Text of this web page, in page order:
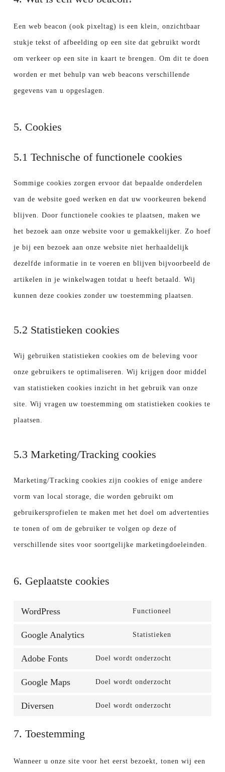
Een web beacon (ook pixeltag) is een klein, onzichtbaar
stukje tekst of afbeelding op een site dat gebruikt wordt
om verkeer op een site in kaart te brengen. Om dit te doen
worden er met behulp van web beacons verschillende
gegevens van u opgeslagen.
5. Cookies
5.1 Technische of functionele cookies
Sommige cookies zorgen ervoor dat bepaalde onderdelen
van de website goed werken en dat uw voorkeuren bekend
blijven. Door functionele cookies te plaatsen, maken we
het bezoek aan onze website voor u gemakkelijker. Zo hoef
je bij een bezoek aan onze website niet herhaaldelijk
dezelfde informatie in te voeren en blijven bijvoorbeeld de
artikelen in je winkelwagen totdat u heeft betaald. Wij
kunnen deze cookies zonder uw toestemming plaatsen.
5.2 Statistieken cookies
Wij gebruiken statistieken cookies om de beleving voor
onze gebruikers te optimaliseren. Wij krijgen door middel
van statistieken cookies inzicht in het gebruik van onze
site. Wij vragen uw toestemming om statistieken cookies te
plaatsen.
5.3 Marketing/Tracking cookies
Marketing/Tracking cookies zijn cookies of enige andere
vorm van local storage, die worden gebruikt om
gebruikersprofielen te maken met het doel om advertenties
te tonen of om de gebruiker te volgen op deze of
verschillende sites voor soortgelijke marketingdoeleinden.
6. Geplaatste cookies
WordPress
Functioneel
Google Analytics
Statistieken
Adobe Fonts
Doel wordt onderzocht
Google Maps
Doel wordt onderzocht
Diversen
Doel wordt onderzocht
diversen
7. Toestemming
Wanneer u onze site voor het eerst bezoekt, tonen wij een